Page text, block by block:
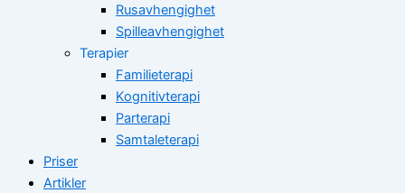
Rusavhengighet
Spilleavhengighet
Terapier
Familieterapi
Kognitivterapi
Parterapi
Samtaleterapi
Priser
Artikler